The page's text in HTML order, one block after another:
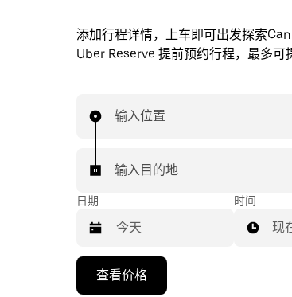
添加行程详情，上车即可出发探索
Uber Reserve 提前预约行程，最多可
输入位置
输入目的地
日期
向
时间
现
查看价格